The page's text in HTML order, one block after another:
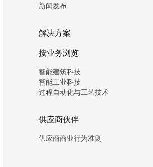
新闻发布
解决方案
按业务浏览
智能建筑科技
智能工业科技
过程自动化与工艺技术
供应商伙伴
供应商商业行为准则